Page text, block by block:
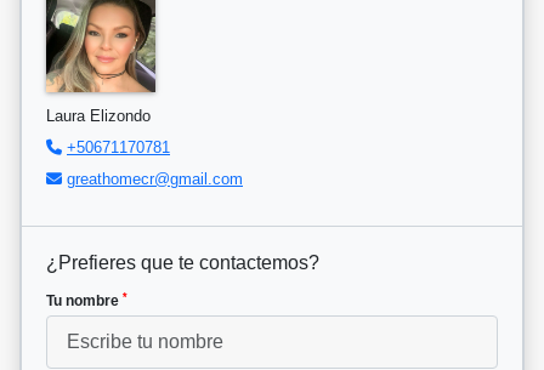
Laura Elizondo
+50671170781
greathomecr@gmail.com
¿Prefieres que te contactemos?
Tu nombre *